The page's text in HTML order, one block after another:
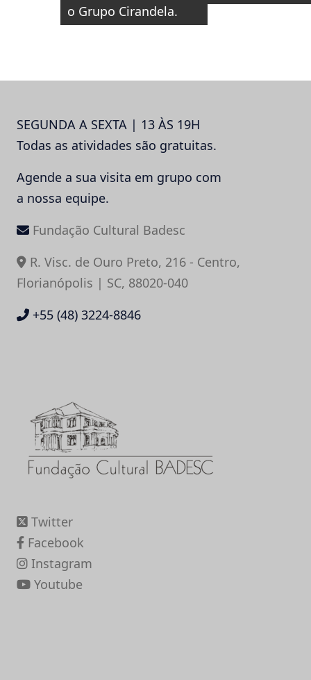
o Grupo Cirandela.
SEGUNDA A SEXTA | 13 ÀS 19H
Todas as atividades são gratuitas.
Agende a sua visita em grupo com
a nossa equipe.
Fundação Cultural Badesc
R. Visc. de Ouro Preto, 216 - Centro,
Florianópolis | SC, 88020-040
+55 (48) 3224-8846
Twitter
Facebook
Instagram
Youtube